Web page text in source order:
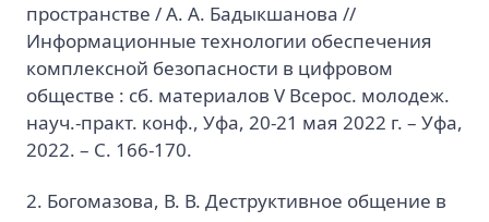
пространстве / А. А. Бадыкшанова //
Информационные технологии обеспечения
комплексной безопасности в цифровом
обществе : сб. материалов V Всерос. молодеж.
науч.-практ. конф., Уфа, 20-21 мая 2022 г. – Уфа,
2022. – С. 166-170.
2. Богомазова, В. В. Деструктивное общение в